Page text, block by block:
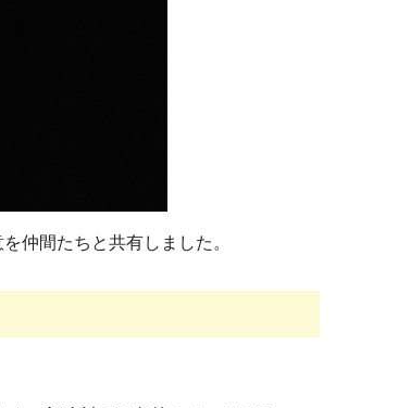
仲間たちと共有しました。